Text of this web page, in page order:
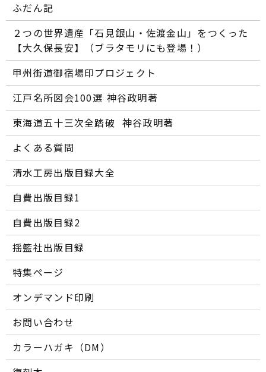
ふだん記
２つの世界遺産「石見銀山・佐渡金山」をつくった
【大久保長安】（ブラタモリにも登場！）
甲州街道御宿場印プロジェクト
江戸名所図会100選―― 神谷政明著
東海道五十三次全踏破 ―― 神谷政明著
よくある質問
清水工房出版目録大全
自費出版目録1
自費出版目録2
揺籃社出版目録
特集ページ
オンデマンド印刷
お問い合わせ
カラーハガキ（DM）